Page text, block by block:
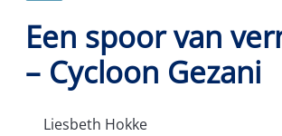
Een spoor van
– Cycloon Gezani
Liesbeth Hokke